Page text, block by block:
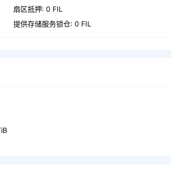
扇区抵押: 0 FIL
提供存储服务锁仓: 0 FIL